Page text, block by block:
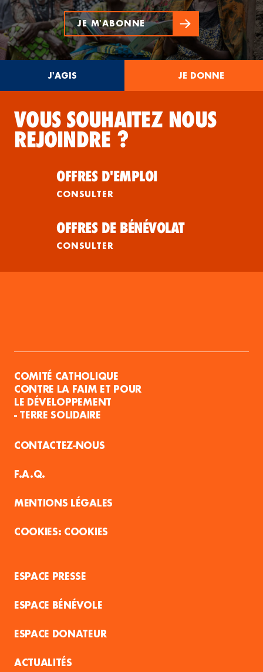
JE M'ABONNE
J'AGIS JE DONNE
VOUS SOUHAITEZ NOUS
REJOINDRE ?
OFFRES D'EMPLOI
CONSULTER
OFFRES DE BÉNÉVOLAT
CONSULTER
COMITÉ CATHOLIQUE
CONTRE LA FAIM ET POUR
LE DÉVELOPPEMENT
- TERRE SOLIDAIRE
CONTACTEZ-NOUS
F.A.Q.
MENTIONS LÉGALES
COOKIES
ESPACE PRESSE
ESPACE BÉNÉVOLE
ESPACE DONATEUR
ACTUALITÉS